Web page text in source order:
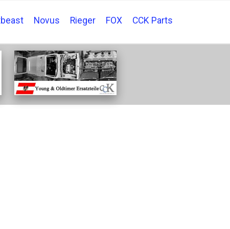
Novus Rieger FOX CCK Parts